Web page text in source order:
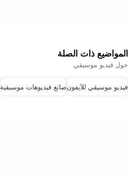
المواضيع ذات الصلة
حول فيديو موسيقي
فيديو موسيقي للآيفونصانع فيديوهات موسيقية